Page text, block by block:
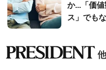
か...「価
ス」でも